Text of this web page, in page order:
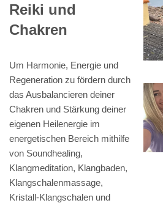
Reiki und
Chakren
Um Harmonie, Energie und
Regeneration zu fördern durch
das Ausbalancieren deiner
Chakren und Stärkung deiner
eigenen Heilenergie im
energetischen Bereich mithilfe
von Soundhealing,
Klangmeditation, Klangbaden,
Klangschalenmassage,
Kristall-Klangschalen und